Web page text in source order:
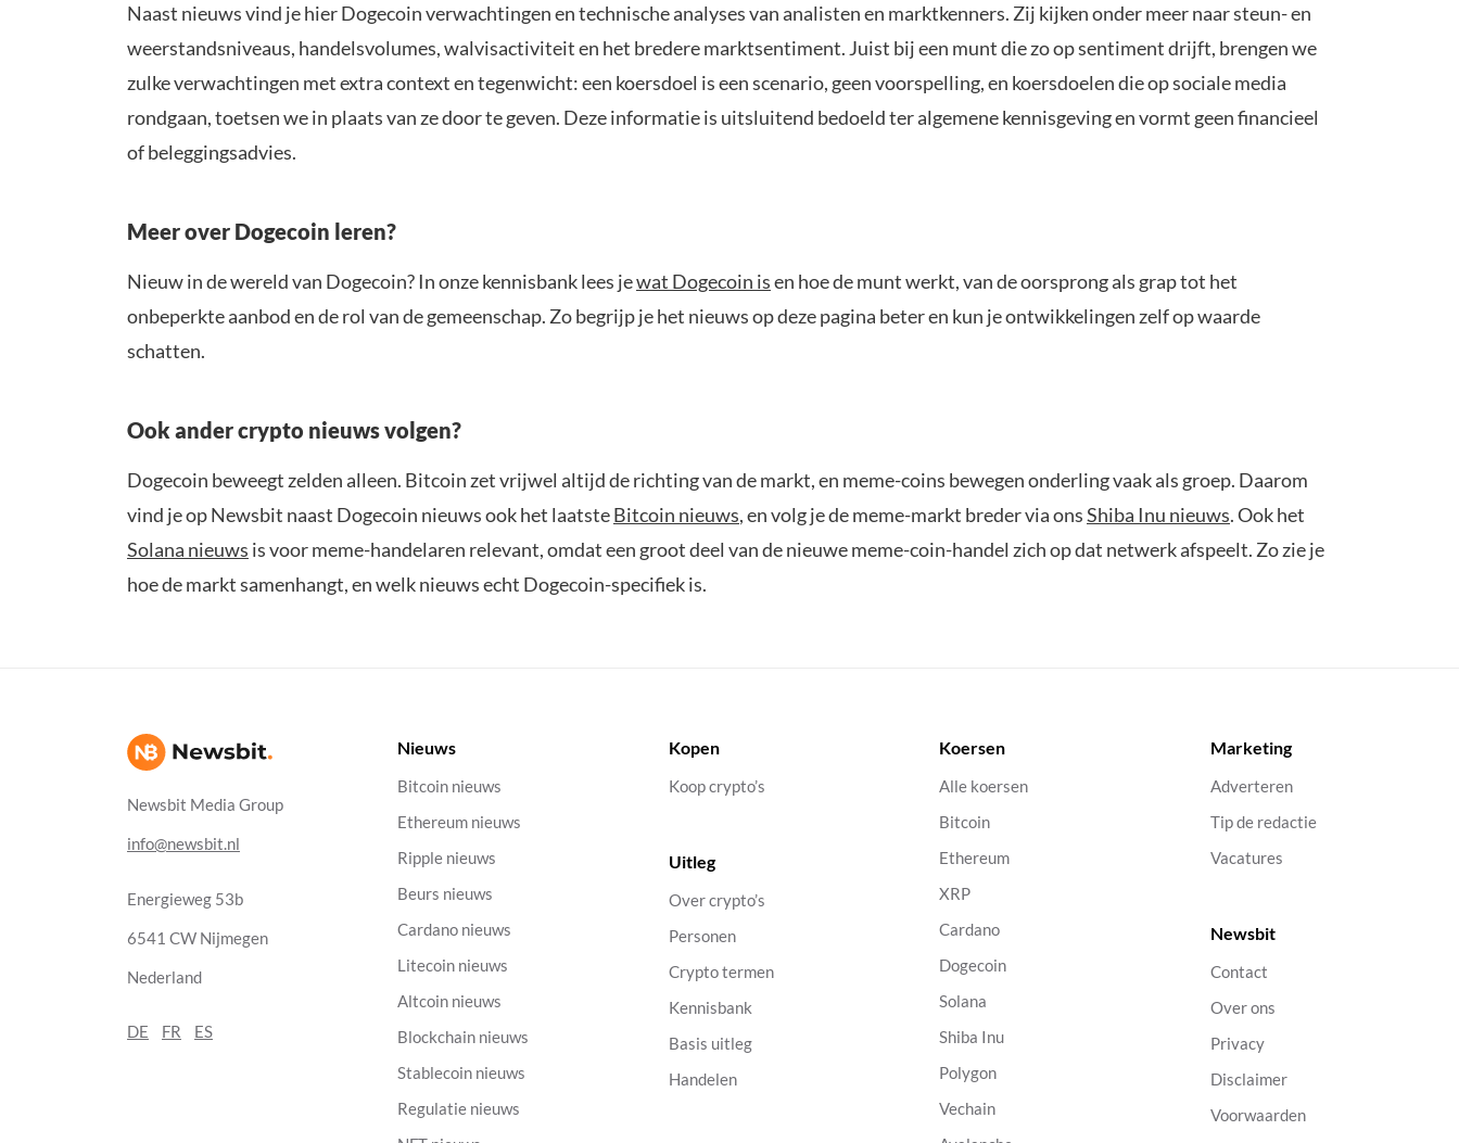
Naast nieuws vind je hier Dogecoin verwachtingen en technische analyses van analisten en marktkenners. Zij kijken onder meer naar steun- en
weerstandsniveaus, handelsvolumes, walvisactiviteit en het bredere marktsentiment. Juist bij een munt die zo op sentiment drijft, brengen we
zulke verwachtingen met extra context en tegenwicht: een koersdoel is een scenario, geen voorspelling, en koersdoelen die op sociale media
rondgaan, toetsen we in plaats van ze door te geven. Deze informatie is uitsluitend bedoeld ter algemene kennisgeving en vormt geen financieel
of beleggingsadvies.
Meer over Dogecoin leren?
Nieuw in de wereld van Dogecoin? In onze kennisbank lees jewat Dogecoin isen hoe de munt werkt, van de oorsprong als grap tot het
onbeperkte aanbod en de rol van de gemeenschap. Zo begrijp je het nieuws op deze pagina beter en kun je ontwikkelingen zelf op waarde
schatten.
Ook ander crypto nieuws volgen?
Dogecoin beweegt zelden alleen. Bitcoin zet vrijwel altijd de richting van de markt, en meme-coins bewegen onderling vaak als groep. Daarom
vind je op Newsbit naast Dogecoin nieuws ook het laatsteBitcoin nieuws, en volg je de meme-markt breder via onsShiba Inu nieuws. Ook het
Solana nieuws is voor meme-handelaren relevant, omdat een groot deel van de nieuwe meme-coin-handel zich op dat netwerk afspeelt. Zo zie je
hoe de markt samenhangt, en welk nieuws echt Dogecoin-specifiek is.
Newsbit Media Group
info@newsbit.nl
Energieweg 53b
6541 CW Nijmegen
Nederland
DE FR ES
Nieuws
Bitcoin nieuws
Ethereum nieuws
Ripple nieuws
Beurs nieuws
Cardano nieuws
Litecoin nieuws
Altcoin nieuws
Blockchain nieuws
Stablecoin nieuws
Regulatie nieuws
Kopen
Koop crypto’s
Uitleg
Over crypto’s
Personen
Crypto termen
Kennisbank
Basis uitleg
Handelen
Koersen
Alle koersen
Bitcoin
Ethereum
XRP
Cardano
Dogecoin
Solana
Shiba Inu
Polygon
Vechain
Marketing
Adverteren
Tip de redactie
Vacatures
Newsbit
Contact
Over ons
Privacy
Disclaimer
Voorwaarden